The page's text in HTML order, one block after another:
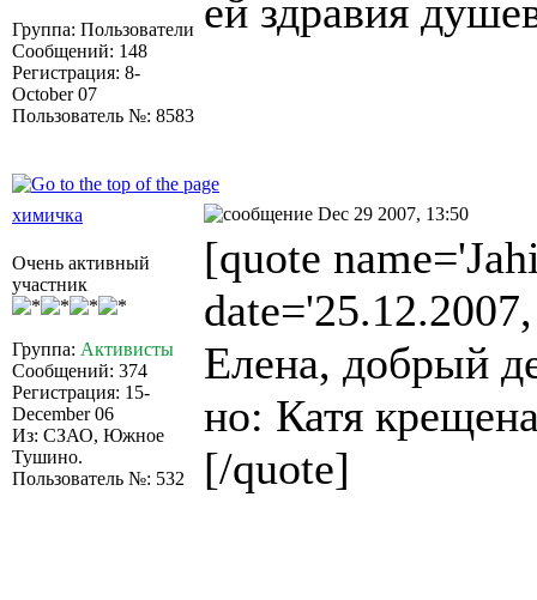
Группа: Пользователи
Сообщений: 148
Регистрация: 8-
October 07
Пользователь №: 8583
ей здравия
химичка Dec 29 2007, 13:50
Очень активный
участник
Группа: Активисты
Сообщений: 374
Регистрация: 15-
December 06
Из: СЗАО, Южное
Тушино.
Пользователь №: 532
[quote
Елена, добрый
но: Катя
[/quote]